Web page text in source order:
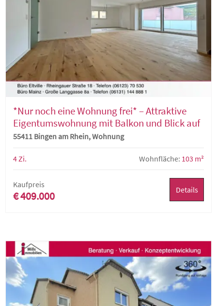
*Nur noch eine Wohnung frei* – Attraktive
Eigentumswohnung mit Balkon und Blick auf
den Rhein und die Weinberge!
55411 Bingen am Rhein, Wohnung
4 Zi. Wohnfläche: 103 m²
Kaufpreis
€ 409.000 Details